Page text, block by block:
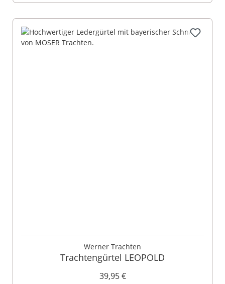
Werner Trachten
Trachtengürtel LEOPOLD
39,95 €